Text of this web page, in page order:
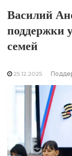
Василий
поддержки
семей
25.12.2025